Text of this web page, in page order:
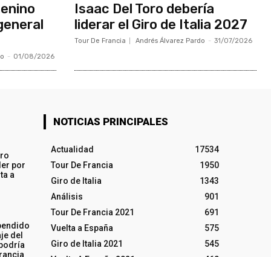
- 01/08/2026
Isaac Del Toro debería
liderar el Giro de Italia 2027
Tour De Francia Andrés Álvarez Pardo - 31/07/2026
por
a
del
NOTICIAS PRINCIPALES
Actualidad
17534
Tour De Francia
1950
Giro de Italia
1343
Análisis
901
Tour De Francia 2021
691
Vuelta a España
575
Giro de Italia 2021
545